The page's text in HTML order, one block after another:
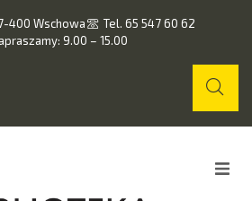
400 Wschowa
Tel. 65 547 60 62
9.00 – 15.00